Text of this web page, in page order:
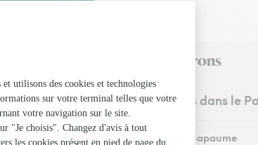
livrer des fleurs
à Elnes et dans ses environs
Les fleuristes dans le
Fleuristes à Bapaume